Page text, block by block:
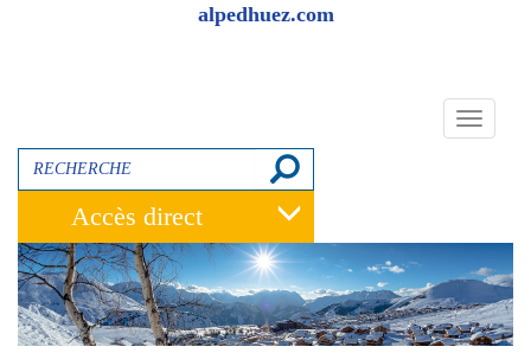
alpedhuez.com
Toggle
Accès direct